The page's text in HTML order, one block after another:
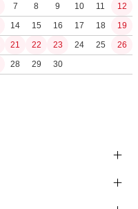
7 8 9 10 11
12
14 15 16 17 18
19
21 22 23 24 25
26
28 29 30